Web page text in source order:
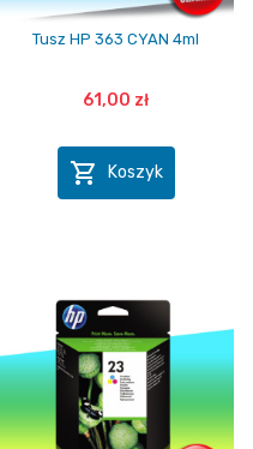
Tusz HP 363 CYAN 4ml
61,00 zł
 Koszyk